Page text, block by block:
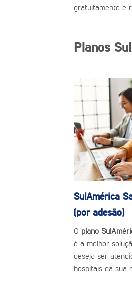
gratuitamente e
Planos
SulAmérica
(por adesão)
O plano
é a melhor
deseja ser
hospitais da sua